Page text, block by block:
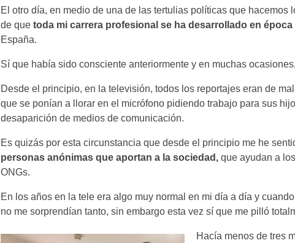
El otro día, en medio de una de las tertulias políticas que
de quetoda mi carrera profesional se ha desarrollado en
España.
Sí que había sido consciente anteriormente y en muchas
Desde el principio, en la televisión, todos los reportajes eran de
que se ponían a llorar en el micrófono pidiendo trabajo para sus
desaparición de medios de comunicación.
Es quizás por esta circunstancia que desde el principio me he
personas anónimas que aportan a la sociedad, que ayudan a
ONGs.
En los años en la tele era algo muy normal en mi día a día y
no me sorprendían tanto, sin embargo esta vez sí que me pilló
Hacía menos de tres